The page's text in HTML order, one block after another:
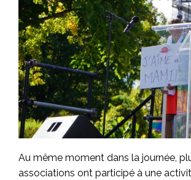
Au même moment dans la journée,
associations ont participé à une